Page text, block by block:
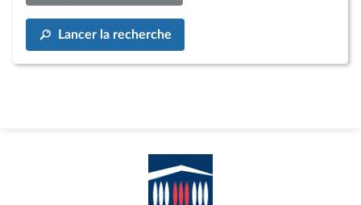
Lancer la recherche